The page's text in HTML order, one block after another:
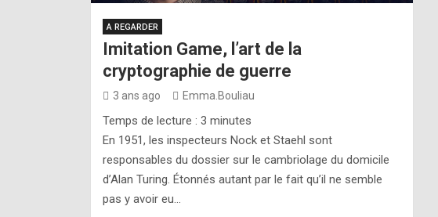
A REGARDER
Imitation Game, l’art de la
cryptographie de guerre
3 ans ago Emma.Bouliau
Temps de lecture :3 minutes
En 1951, les inspecteurs Nock et Staehl sont
responsables du dossier sur le cambriolage du domicile
d’Alan Turing. Étonnés autant par le fait qu’il ne semble
pas y avoir eu…